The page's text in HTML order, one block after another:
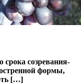
срока созревания-
формы,
[…]